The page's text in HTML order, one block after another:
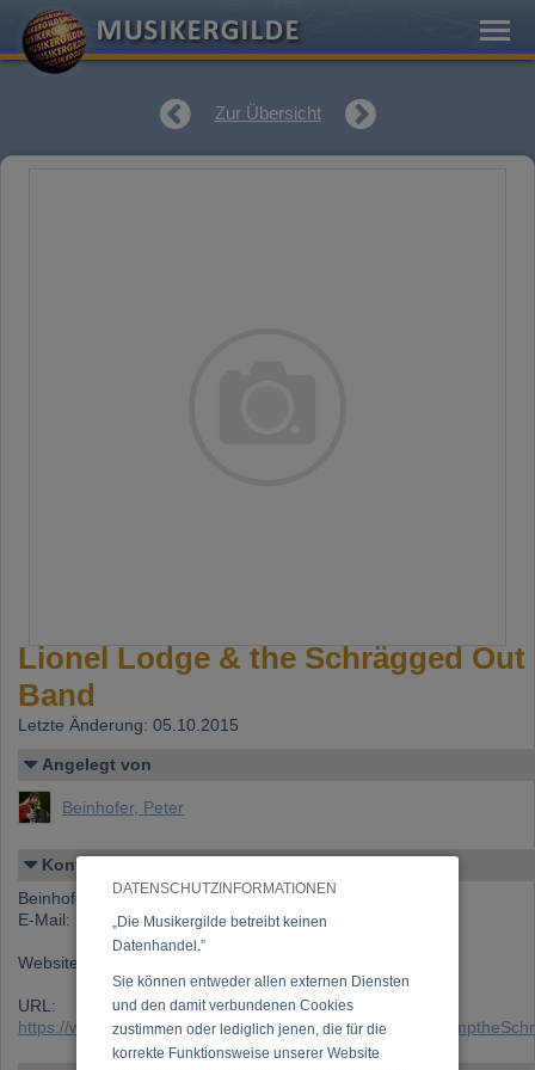
DATENSCHUTZINFORMATIONEN
„Die Musikergilde betreibt keinen
Datenhandel.”
Sie können entweder allen externen Diensten
und den damit verbundenen Cookies
zustimmen oder lediglich jenen, die für die
korrekte Funktionsweise unserer Website
Zur Übersicht
Lionel Lodge & the Schrägged Out
Band
Letzte Änderung: 05.10.2015
Angelegt von
Beinhofer, Peter
Kontakt
Beinhofer, Peter
E-Mail:
peter.beinhofer@gmail.com
Website:
URL:
https://www.musikergilde.at/ensemble/